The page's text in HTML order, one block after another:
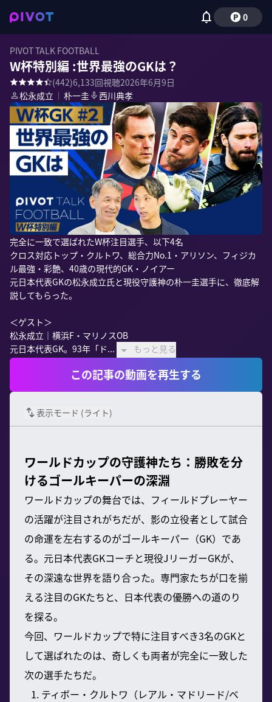
0
PIVOT TALK FOOTBALL
W杯特別編 :世界最強のGKは？
(442)6,133回視聴2026年6月9日
松永成立 ｜ 朴一圭 西川典孝
完全に一致で選ばれたW杯注目選手、以下4名
クロス対応トップ・クルトワ、総合力No.1・アリソン、フィジカ
ル最強・彩艶、40歳の現代的GK・ノイアー
元日本代表GKの松永成立氏と現役守護神の朴一圭選手に、徹底解
説してもらった。
＜ゲスト＞
松永成立｜横浜F・マリノスOB
元日本代表GK。93年「ド...
もっと見る
この記事の動画を再生する
表示モード (ライト)
ワールドカップの守護神たち：勝敗を分
けるゴールキーパーの深淵
ワールドカップの舞台では、フィールドプレーヤー
の活躍が注目されがちだが、影の立役者として試合
の命運を左右するのがゴールキーパー（GK）であ
る。元日本代表GKコーチと現役JリーガーGKが、
その深遠な世界を語り合った。専門家たちが口を揃
える注目のGKたちと、日本代表の優勝への道のり
を探る。
今回、ワールドカップで特に注目すべき3名のGKと
して選ばれたのは、奇しくも両者が完全に一致した
次の選手たちだ。
ティボー・クルトワ（レアル・マドリード/ベ